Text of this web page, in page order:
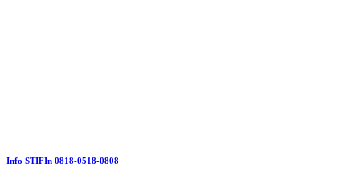
Info STIFIn 0818-0518-0808